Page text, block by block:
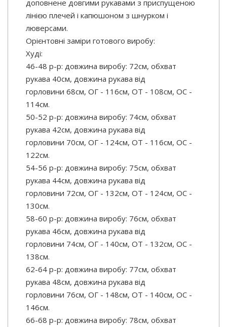
доповнене довгими рукавами з приспущеною
лінією плечей і капюшоном з шнурком і
люверсами.
Орієнтовні заміри готового виробу:
Худі:
46-48 р-р: довжина виробу: 72см, обхват
рукава 40см, довжина рукава від
горловини 68см, ОГ - 116см, ОТ - 108см, OC -
114см.
50-52 р-р: довжина виробу: 74см, обхват
рукава 42см, довжина рукава від
горловини 70см, ОГ - 124см, ОТ - 116см, OC -
122см.
54-56 р-р: довжина виробу: 75см, обхват
рукава 44см, довжина рукава від
горловини 72см, ОГ - 132см, ОТ - 124см, OC -
130см.
58-60 р-р: довжина виробу: 76см, обхват
рукава 46см, довжина рукава від
горловини 74см, ОГ - 140см, ОТ - 132см, OC -
138см.
62-64 р-р: довжина виробу: 77см, обхват
рукава 48см, довжина рукава від
горловини 76см, ОГ - 148см, ОТ - 140см, OC -
146см.
66-68 р-р: довжина виробу: 78см, обхват